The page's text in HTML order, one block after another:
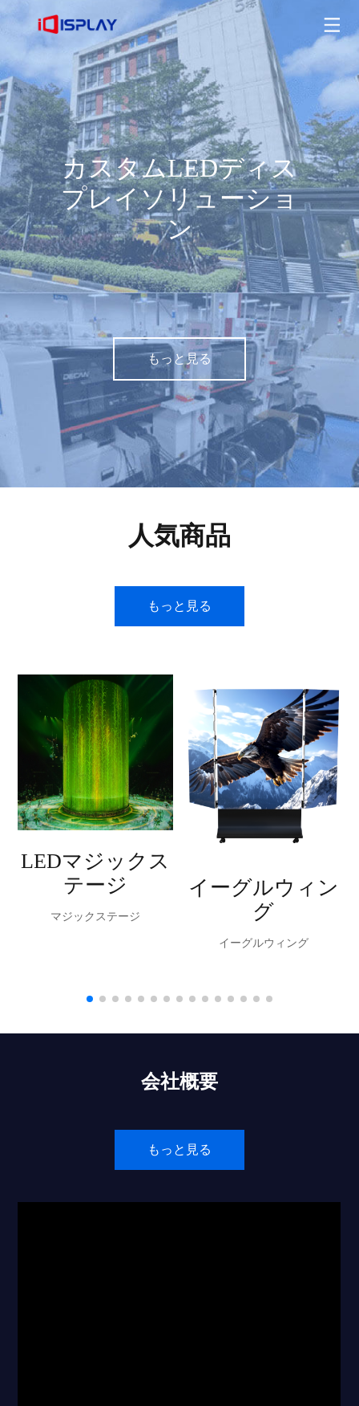
カスタムLEDディス
プレイソリューショ
ン
もっと見る
カスタムLEDディスプレイソリューション
もっと見る
人気商品
もっと見る
LEDマジックス
テージ
マジックステージ
イーグルウィン
グ
イーグルウィング
会社概要
もっと見る